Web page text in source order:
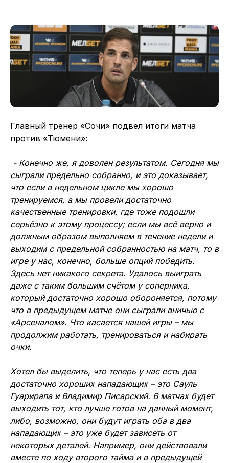
Главный тренер «Сочи» подвел итоги матча
против «Тюмени»:
- Конечно же, я доволен результатом. Сегодня мы
сыграли предельно собранно, и это доказывает,
что если в недельном цикле мы хорошо
тренируемся, а мы провели достаточно
качественные тренировки, где тоже подошли
серьёзно к этому процессу; если мы всё верно и
должным образом выполняем в течение недели и
выходим с предельной собранностью на матч, то в
игре у нас, конечно, больше опций победить.
Здесь нет никакого секрета. Удалось выиграть
даже с таким большим счётом у соперника,
который достаточно хорошо обороняется, потому
что в предыдущем матче они сыграли вничью с
«Арсеналом». Что касается нашей игры – мы
продолжим работать, тренироваться и набирать
очки.
Хотел бы выделить, что теперь у нас есть два
достаточно хороших нападающих – это Сауль
Гуарирапа и Владимир Писарский. В матчах будет
выходить тот, кто лучше готов на данный момент,
либо, возможно, они будут играть оба в два
нападающих – это уже будет зависеть от
некоторых деталей. Например, они действовали
вместе по ходу второго тайма и в предыдущей